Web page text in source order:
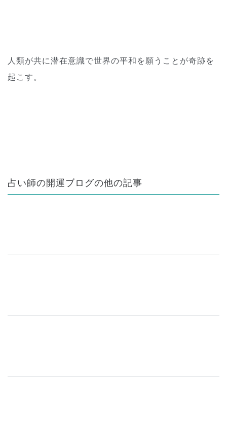
人類が共に潜在意識で世界の平和を願うことが奇跡を
起こす。
占い師の開運ブログの他の記事